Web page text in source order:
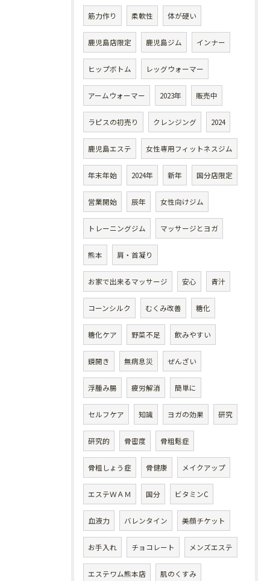
筋力作り 柔軟性 体が硬い
鹿児島店限定 鹿児島ジム インナー
ヒップボトム レッグウォーマー
アームウォーマー 2023年 販売中
ラピスの初売り クレンジング 2024
鹿児島エステ 女性専用フィットネスジム
年末年始 2024年 新年 国分店限定
営業開始 辰年 女性向けジム
トレーニングジム マッサージとヨガ
熊本 肩・首凝り
お家で出来るマッサージ 安心 青汁
コーンシルク むくみ改善 糖化
糖化ケア 野菜不足 飲みやすい
鏡開き 無病息災 ぜんざい
浮腫み腸 疲労解消 簡単に
セルフケア 知識 ヨガの効果 研究
研究的 骨密度 骨粗鬆症
骨粗しょう症 骨健康 メイクアップ
エステＷＡＭ 国分 ビタミンC
血液力 バレンタイン 美顔チケット
お手入れ チョコレート メンズエステ
エステワム熊本店 肌のくすみ